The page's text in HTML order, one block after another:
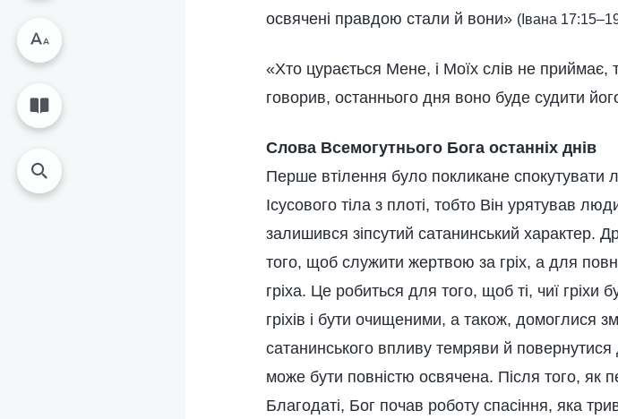
освячені правдою стали й вони» (Івана
«Хто цурається Мене, і Моїх слів не
говорив, останнього дня воно буде судити
Слова Всемогутнього Бога останніх днів
Перше втілення було покликане спокутувати
Ісусового тіла з плоті, тобто Він урятував
залишився зіпсутий сатанинський характер.
того, щоб служити жертвою за гріх, а для
гріха. Це робиться для того, щоб ті, чиї гріхи
гріхів і бути очищеними, а також, домоглися
сатанинського впливу темряви й
може бути повністю освячена. Після того, як
Благодаті, Бог почав роботу спасіння, яка